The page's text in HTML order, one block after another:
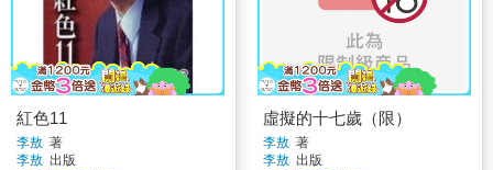
紅色11
李敖 著
李敖 出版
虛擬的十七歲（限）
李敖 著
李敖 出版